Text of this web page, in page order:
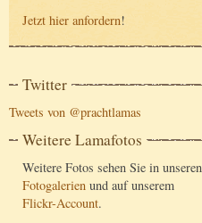
Jetzt hier anfordern!
Twitter
Tweets von @prachtlamas
Weitere Lamafotos
Weitere Fotos sehen Sie in unseren
Fotogalerien und auf unserem
Flickr-Account.